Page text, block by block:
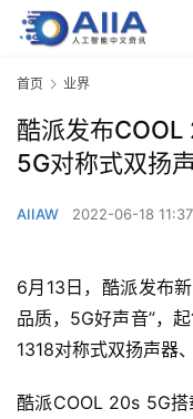
首页 业界
酷派发布
5G对称式双扬
AIIAW 2022-06-18 11:37
6月13日，酷派发布
品质，5G好声音”，
1318对称式双扬声器
酷派COOL 20s 5G